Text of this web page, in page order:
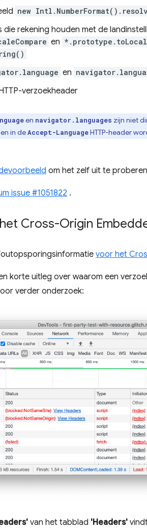
new
die rekening houden met de
en
en
verzoekheader
en navigator.languages ​​zijn niet
in deAccept-LanguageHTTP-header
om het zelf uit te
issue #1051822 .
Cross-Origin
voor het
korte uitleg over waarom een
verder onderzoek:
van het tabblad 'Headers'